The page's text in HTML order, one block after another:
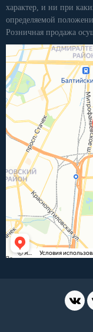
характер, и ни при
определяемой
Розничная продажа